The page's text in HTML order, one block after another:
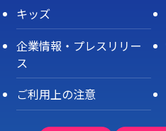
キッズ
企業情報・プレスリリー
ス
ご利用上の注意